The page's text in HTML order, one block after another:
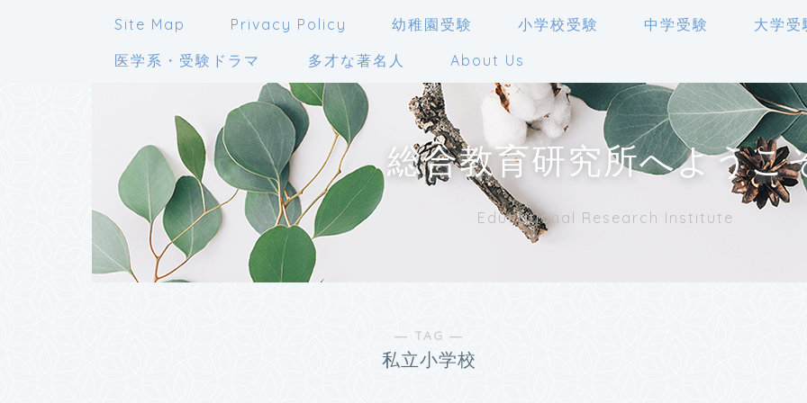
Site Map Privacy Policy 幼稚園受験 小学校受験 中学受験
大学受
医学系・受験ドラマ
多才な著名人 About Us
総合教育研究所へようこ
Educational Research Institute
― TAG ―
私立小学校